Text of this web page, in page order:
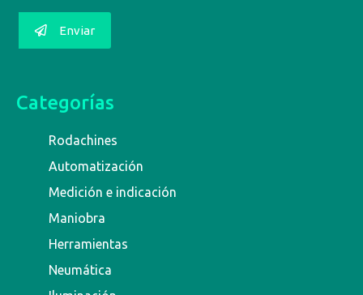
Enviar
Categorías
Rodachines
Automatización
Medición e indicación
Maniobra
Herramientas
Neumática